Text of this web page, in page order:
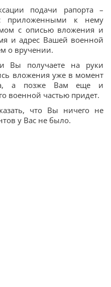
подачи рапорта –
приложенными к нему
с описью вложения и
и адрес Вашей военной
о вручении.
Вы получаете на руки
вложения уже в момент
а позже Вам еще и
военной частью придет.
что Вы ничего не
у Вас не было.